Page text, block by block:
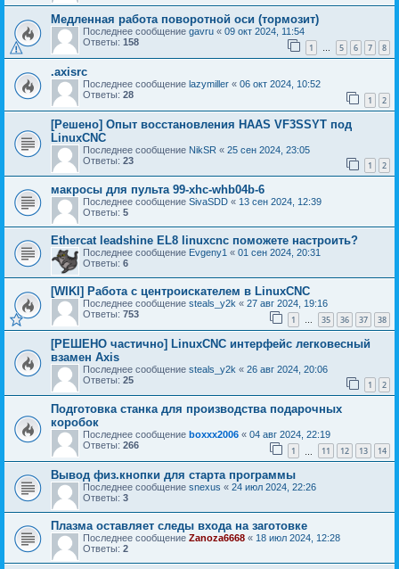
Медленная работа поворотной оси (тормозит)
Последнее сообщение gavru « 09 окт 2024, 11:54
Ответы: 158 1 … 5 6 7 8
.axisrc
Последнее сообщение lazymiller « 06 окт 2024, 10:52
Ответы: 28 1 2
[Решено] Опыт восстановления HAAS VF3SSYT под
LinuxCNC
Последнее сообщение NikSR « 25 сен 2024, 23:05
Ответы: 23 1 2
макросы для пульта 99-xhc-whb04b-6
Последнее сообщение SivaSDD « 13 сен 2024, 12:39
Ответы: 5
Ethercat leadshine EL8 linuxcnc поможете настроить?
Последнее сообщение Evgeny1 « 01 сен 2024, 20:31
Ответы: 6
[WIKI] Работа с центроискателем в LinuxCNC
Последнее сообщение steals_y2k « 27 авг 2024, 19:16
Ответы: 753 1 … 35 36 37 38
[РЕШЕНО частично] LinuxCNC интерфейс легковесный
взамен Axis
Последнее сообщение steals_y2k « 26 авг 2024, 20:06
Ответы: 25 1 2
Подготовка станка для производства подарочных
коробок
Последнее сообщение boxxx2006 « 04 авг 2024, 22:19
Ответы: 266 1 11 12 13 14
Вывод физ.кнопки для старта программы
Последнее сообщение snexus « 24 июл 2024, 22:26
Ответы: 3
Плазма оставляет следы входа на заготовке
Последнее сообщение Zanoza6668 « 18 июл 2024, 12:28
Ответы: 2